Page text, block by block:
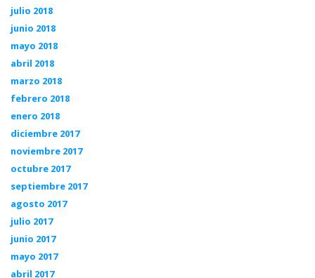
julio 2018
junio 2018
mayo 2018
abril 2018
marzo 2018
febrero 2018
enero 2018
diciembre 2017
noviembre 2017
octubre 2017
septiembre 2017
agosto 2017
julio 2017
junio 2017
mayo 2017
abril 2017